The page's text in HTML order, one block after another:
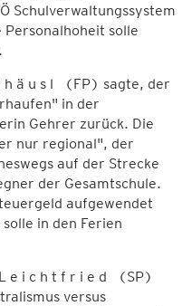
Schulverwaltungssystem
solle
h ä u s l (FP) sagte, der
in der
Gehrer zurück. Die
nur regional", der
auf der Strecke
der Gesamtschule.
aufgewendet
in den Ferien
e i c h t f r i e d (SP)
versus